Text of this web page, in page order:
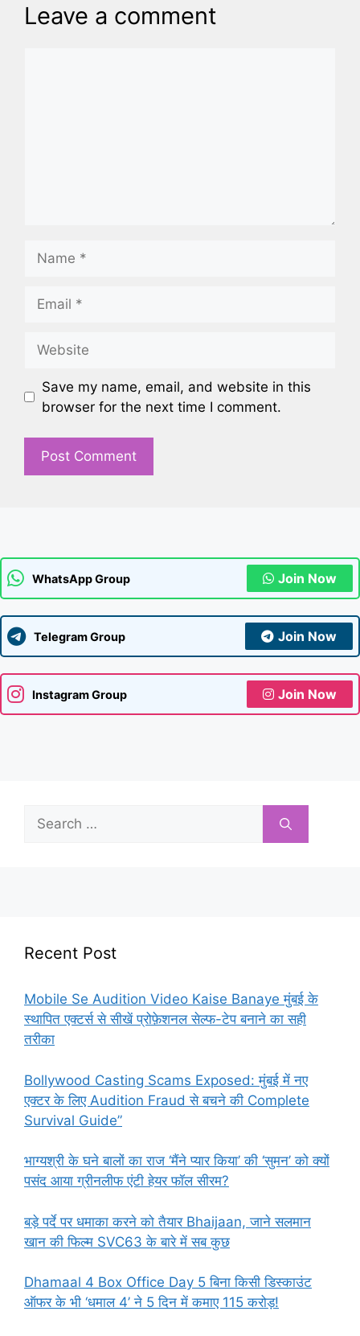
Leave a comment
Save my name, email, and website in this
browser for the next time I comment.
WhatsApp Group Join Now
Telegram Group Join Now
Instagram Group Join Now
Search
for:
Recent Post
Mobile Se Audition Video Kaise Banaye मुंबई के
स्थापित एक्टर्स से सीखें प्रोफ़ेशनल सेल्फ-टेप बनाने का सही
तरीका
Bollywood Casting Scams Exposed: मुंबई में नए
एक्टर के लिए Audition Fraud से बचने की Complete
Survival Guide”
भाग्यश्री के घने बालों का राज ‘मैंने प्यार किया’ की ‘सुमन’ को क्यों
पसंद आया ग्रीनलीफ एंटी हेयर फॉल सीरम?
बड़े पर्दे पर धमाका करने को तैयार Bhaijaan, जाने सलमान
खान की फिल्म SVC63 के बारे में सब कुछ
Dhamaal 4 Box Office Day 5 बिना किसी डिस्काउंट
ऑफर के भी ‘धमाल 4’ ने 5 दिन में कमाए 115 करोड़!